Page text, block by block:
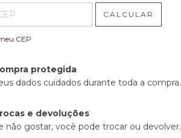
CALCULAR
CEP
protegida
dados cuidados durante toda a compra.
e devoluções
não gostar, você pode trocar ou devolver.